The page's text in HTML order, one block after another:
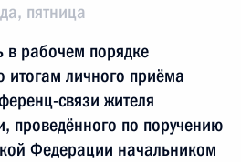
пятница
в рабочем порядке
итогам личного приёма
связи жителя
проведённого по поручению
Федерации начальником